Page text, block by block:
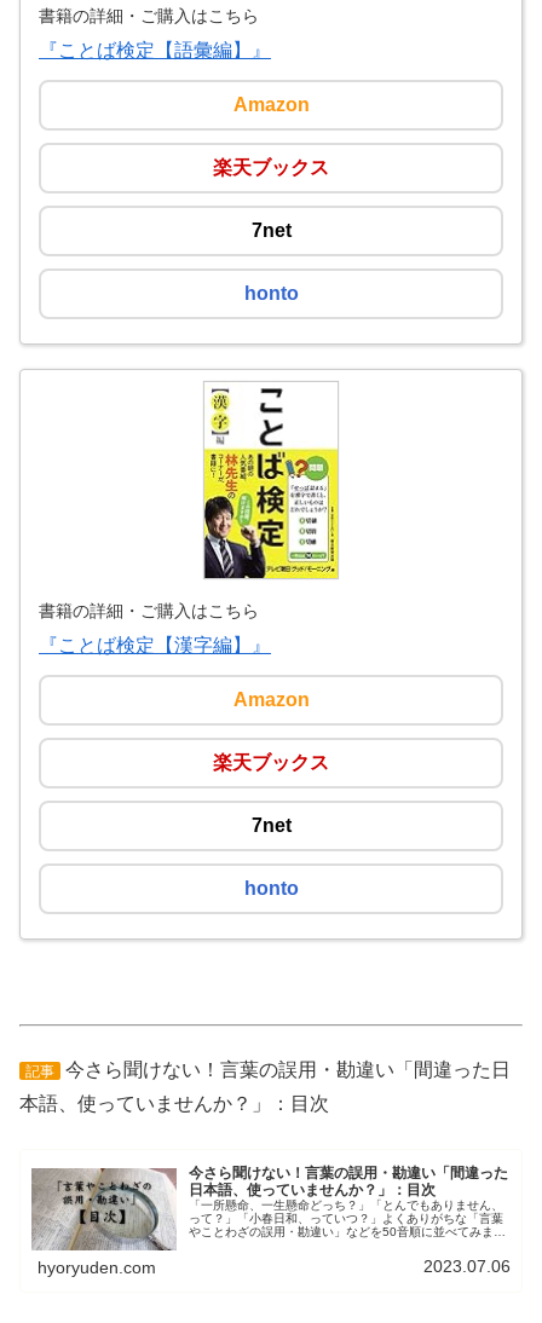
書籍の詳細・ご購入はこちら
『ことば検定【語彙編】』
Amazon
楽天ブックス
7net
honto
書籍の詳細・ご購入はこちら
『ことば検定【漢字編】』
Amazon
楽天ブックス
7net
honto
記事
今さら聞けない！言葉の誤用・勘違い「間違った日
本語、使っていませんか？」：目次
今さら聞けない！言葉の誤用・勘違い「間違った
日本語、使っていませんか？」：目次
「一所懸命、一生懸命どっち？」「とんでもありません、
って？」「小春日和、っていつ？」よくありがちな「言葉
やことわざの誤用・勘違い」などを50音順に並べてみまし
hyoryuden.com 2023.07.06